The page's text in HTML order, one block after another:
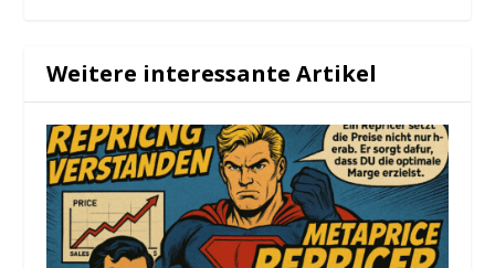
Weitere interessante Artikel